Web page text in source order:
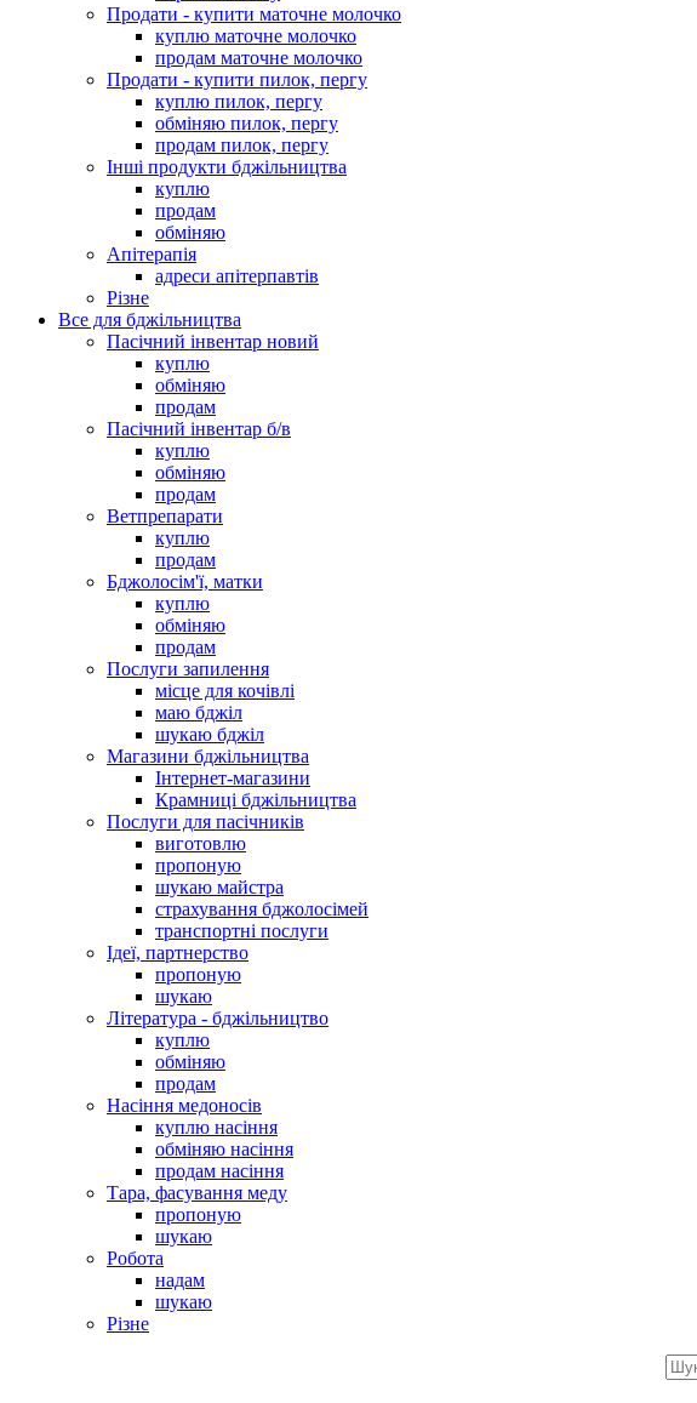
Продати - купити маточне молочко
куплю маточне молочко
продам маточне молочко
Продати - купити пилок, пергу
куплю пилок, пергу
обміняю пилок, пергу
продам пилок, пергу
Інші продукти бджільництва
куплю
продам
обміняю
Апітерапія
адреси апітерпавтів
Різне
Все для бджільництва
Пасічний інвентар новий
куплю
обміняю
продам
Пасічний інвентар б/в
куплю
обміняю
продам
Ветпрепарати
куплю
продам
Бджолосім'ї, матки
куплю
обміняю
продам
Послуги запилення
місце для кочівлі
маю бджіл
шукаю бджіл
Магазини бджільництва
Інтернет-магазини
Крамниці бджільництва
Послуги для пасічників
виготовлю
пропоную
шукаю майстра
страхування бджолосімей
транспортні послуги
Ідеї, партнерство
пропоную
шукаю
Література - бджільництво
куплю
обміняю
продам
Насіння медоносів
куплю насіння
обміняю насіння
продам насіння
Тара, фасування меду
пропоную
шукаю
Робота
надам
шукаю
Різне